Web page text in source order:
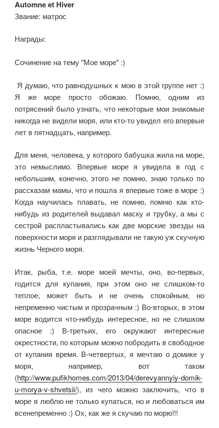
Automne et Hiver
Звание: матрос
Награды:
Сочинение на тему "Мое море" :)
Я думаю, что равнодушных к мою в этой группе нет :)
Я же море просто обожаю. Помню, одним из
потрясений было узнать, что некоторые мои знакомые
никогда не видели моря, или кто-то увидел его впервые
лет в пятнадцать, например.
Для меня, человека, у которого бабушка жила на море,
это немыслимо. Впервые море я увидела в год с
небольшим, конечно, этого не помню, знаю только по
рассказам мамы, что и пошла я впервые тоже в море :)
Когда научилась плавать, не помню, помню как кто-
нибудь из родителей выдавал маску и трубку, а мы с
сестрой распластывались как две морские звезды на
поверхности моря и разглядывали не такую уж скучную
жизнь Черного моря.
Итак, рыба, т.е. море моей мечты, оно, во-первых,
годится для купания, при этом оно не слишком-то
теплое, может быть и не очень спокойным, но
непременно чистым и прозрачным :) Во-вторых, в этом
море водится что-нибудь интересное, но не слишком
опасное :) В-третьих, его окружают интересные
окрестности, по которым можно побродить в свободное
от купания время. В-четвертых, я мечтаю о домике у
моря, например, вот таком
(http://www.pufikhomes.com/2013/04/derevyannyiy-domik-
u-morya-v-shvetsii/), из чего можно заключить, что в
море я люблю не только купаться, но и любоваться им
всенепременно :) Ох, как же я скучаю по морю!!!